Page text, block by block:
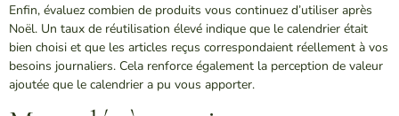
Enfin, évaluez combien de produits vous continuez d’utiliser après
Noël. Un taux de réutilisation élevé indique que le calendrier était
bien choisi et que les articles reçus correspondaient réellement à vos
besoins journaliers. Cela renforce également la perception de valeur
ajoutée que le calendrier a pu vous apporter.